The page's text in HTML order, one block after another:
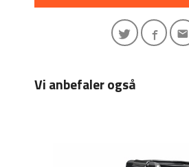
Vi anbefaler også